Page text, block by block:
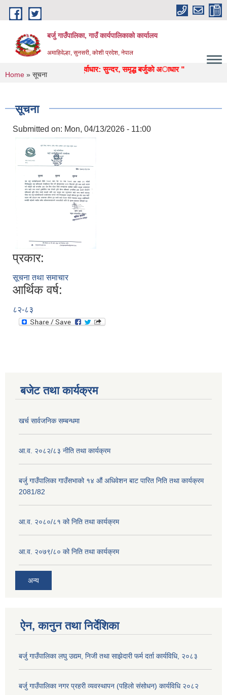
Skip to main content
बर्जु गाउँपालिका, गाउँ कार्यपालिकाको कार्यालय
अमाहिवेल्हा, सुनसरी, कोशी प्रदेश, नेपाल
उद्याेग, पर्यटन, पुर्वाधार: सुन्दर, समृद्ध बर्जुकाे अाधार "
You are here
Home » सूचना
सूचना
Submitted on: Mon, 04/13/2026 - 11:00
प्रकार:
सूचना तथा समाचार
आर्थिक वर्ष:
८२-८३
बजेट तथा कार्यक्रम
खर्च सार्वजनिक सम्बन्धमा
आ.व. २०८२/८३ नीति तथा कार्यक्रम
बर्जु गाउँपालिका गाउँसभाको १४ औं अधिवेशन बाट पारित निति तथा कार्यक्रम
2081/82
आ.व. २०८०/८१ को निति तथा कार्यक्रम
आ.व. २०७९/८० को निति तथा कार्यक्रम
अन्य
ऐन, कानुन तथा निर्देशिका
बर्जु गाउँपालिका लघु उद्यम, निजी तथा साझेदारी फर्म दर्ता कार्यविधि, २०८३
बर्जु गाउँपालिका नगर प्रहरी व्यवस्थापन (पहिलो संसोधन) कार्यविधि २०८२